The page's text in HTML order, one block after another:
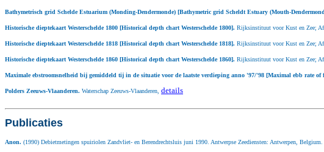
Bathymetrisch grid Schelde Estuarium (Monding-Dendermonde) [Bathymetric grid Scheldt Estuary (Mouth-
Historische dieptekaart Westerschelde 1800 [Historical depth chart Westerschelde 1800]. Rijksinstituut voor Kust en Zee;
Historische dieptekaart Westerschelde 1818 [Historical depth chart Westerschelde 1818]. Rijksinstituut voor Kust en Zee;
Historische dieptekaart Westerschelde 1860 [Historical depth chart Westerschelde 1860]. Rijksinstituut voor Kust en Zee;
Maximale ebstroomsnelheid bij gemiddeld tij in de situatie voor de laatste verdieping anno '97/'98 [Maximal ebb rate
Polders Zeeuws-Vlaanderen. Waterschap Zeeuws-Vlaanderen, details
Publicaties
Anon. (1990) Debietmetingen spuiriolen Zandvliet- en Berendrechtsluis juni 1990. Antwerpse Zeediensten: Antwerpen,